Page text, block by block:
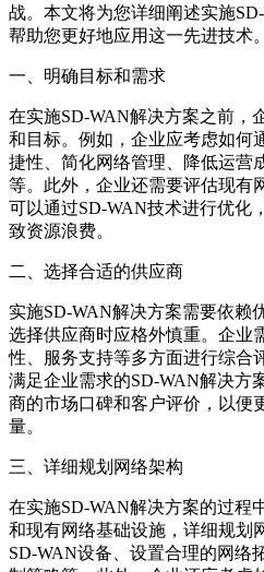
战。本文将为您详细阐述实施
帮助您更好地应用这一先进技术。
一、明确目标和需求
在实施SD-WAN解决方案之前，
和目标。例如，企业应考虑如何
捷性、简化网络管理、降低运营
等。此外，企业还需要评估现有
可以通过SD-WAN技术进行优化
致资源浪费。
二、选择合适的供应商
实施SD-WAN解决方案需要依赖
选择供应商时应格外慎重。企业
性、服务支持等多方面进行综合
满足企业需求的SD-WAN解决方
商的市场口碑和客户评价，以便
量。
三、详细规划网络架构
在实施SD-WAN解决方案的过程
和现有网络基础设施，详细规划
SD-WAN设备、设置合理的网络